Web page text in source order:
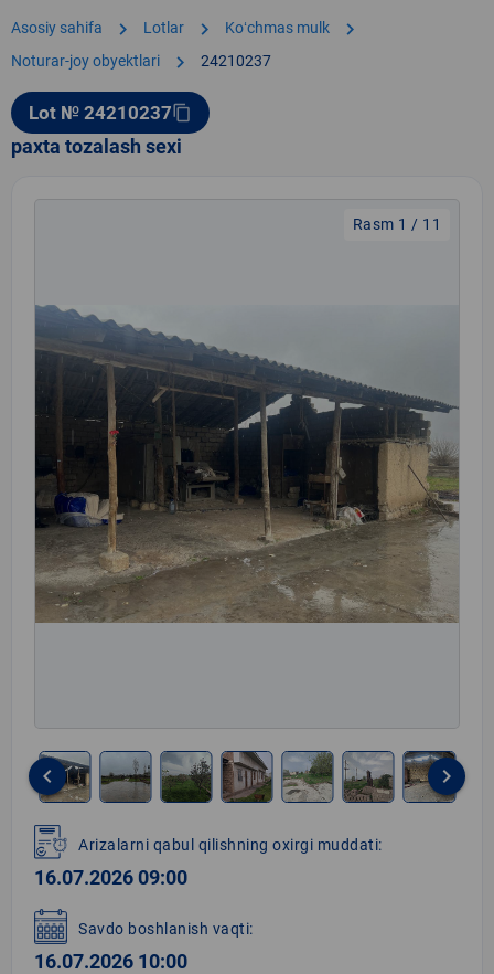
Asosiy sahifa chevron_right Lotlar chevron_right Koʻchmas mulk chevron_right
Noturar-joy obyektlari chevron_right 24210237
Lot № 24210237content_copy
paxta tozalash sexi
Rasm 1 / 11
1
of
11
keyboard_arrow_left keyboard_arrow_right
Arizalarni qabul qilishning oxirgi muddati:
16.07.2026 09:00
Savdo boshlanish vaqti:
16.07.2026 10:00